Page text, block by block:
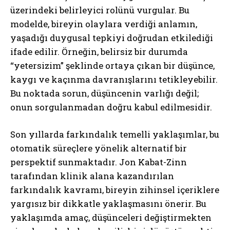
üzerindeki belirleyici rolünü vurgular. Bu
modelde, bireyin olaylara verdiği anlamın,
yaşadığı duygusal tepkiyi doğrudan etkilediği
ifade edilir. Örneğin, belirsiz bir durumda
“yetersizim” şeklinde ortaya çıkan bir düşünce,
kaygı ve kaçınma davranışlarını tetikleyebilir.
Bu noktada sorun, düşüncenin varlığı değil;
onun sorgulanmadan doğru kabul edilmesidir.
Son yıllarda farkındalık temelli yaklaşımlar, bu
otomatik süreçlere yönelik alternatif bir
perspektif sunmaktadır. Jon Kabat-Zinn
tarafından klinik alana kazandırılan
farkındalık kavramı, bireyin zihinsel içeriklere
yargısız bir dikkatle yaklaşmasını önerir. Bu
yaklaşımda amaç, düşünceleri değiştirmekten